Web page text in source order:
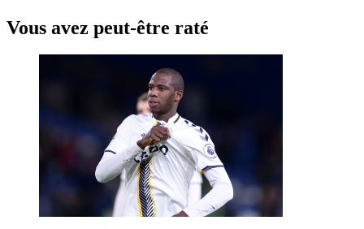
Vous avez peut-être raté